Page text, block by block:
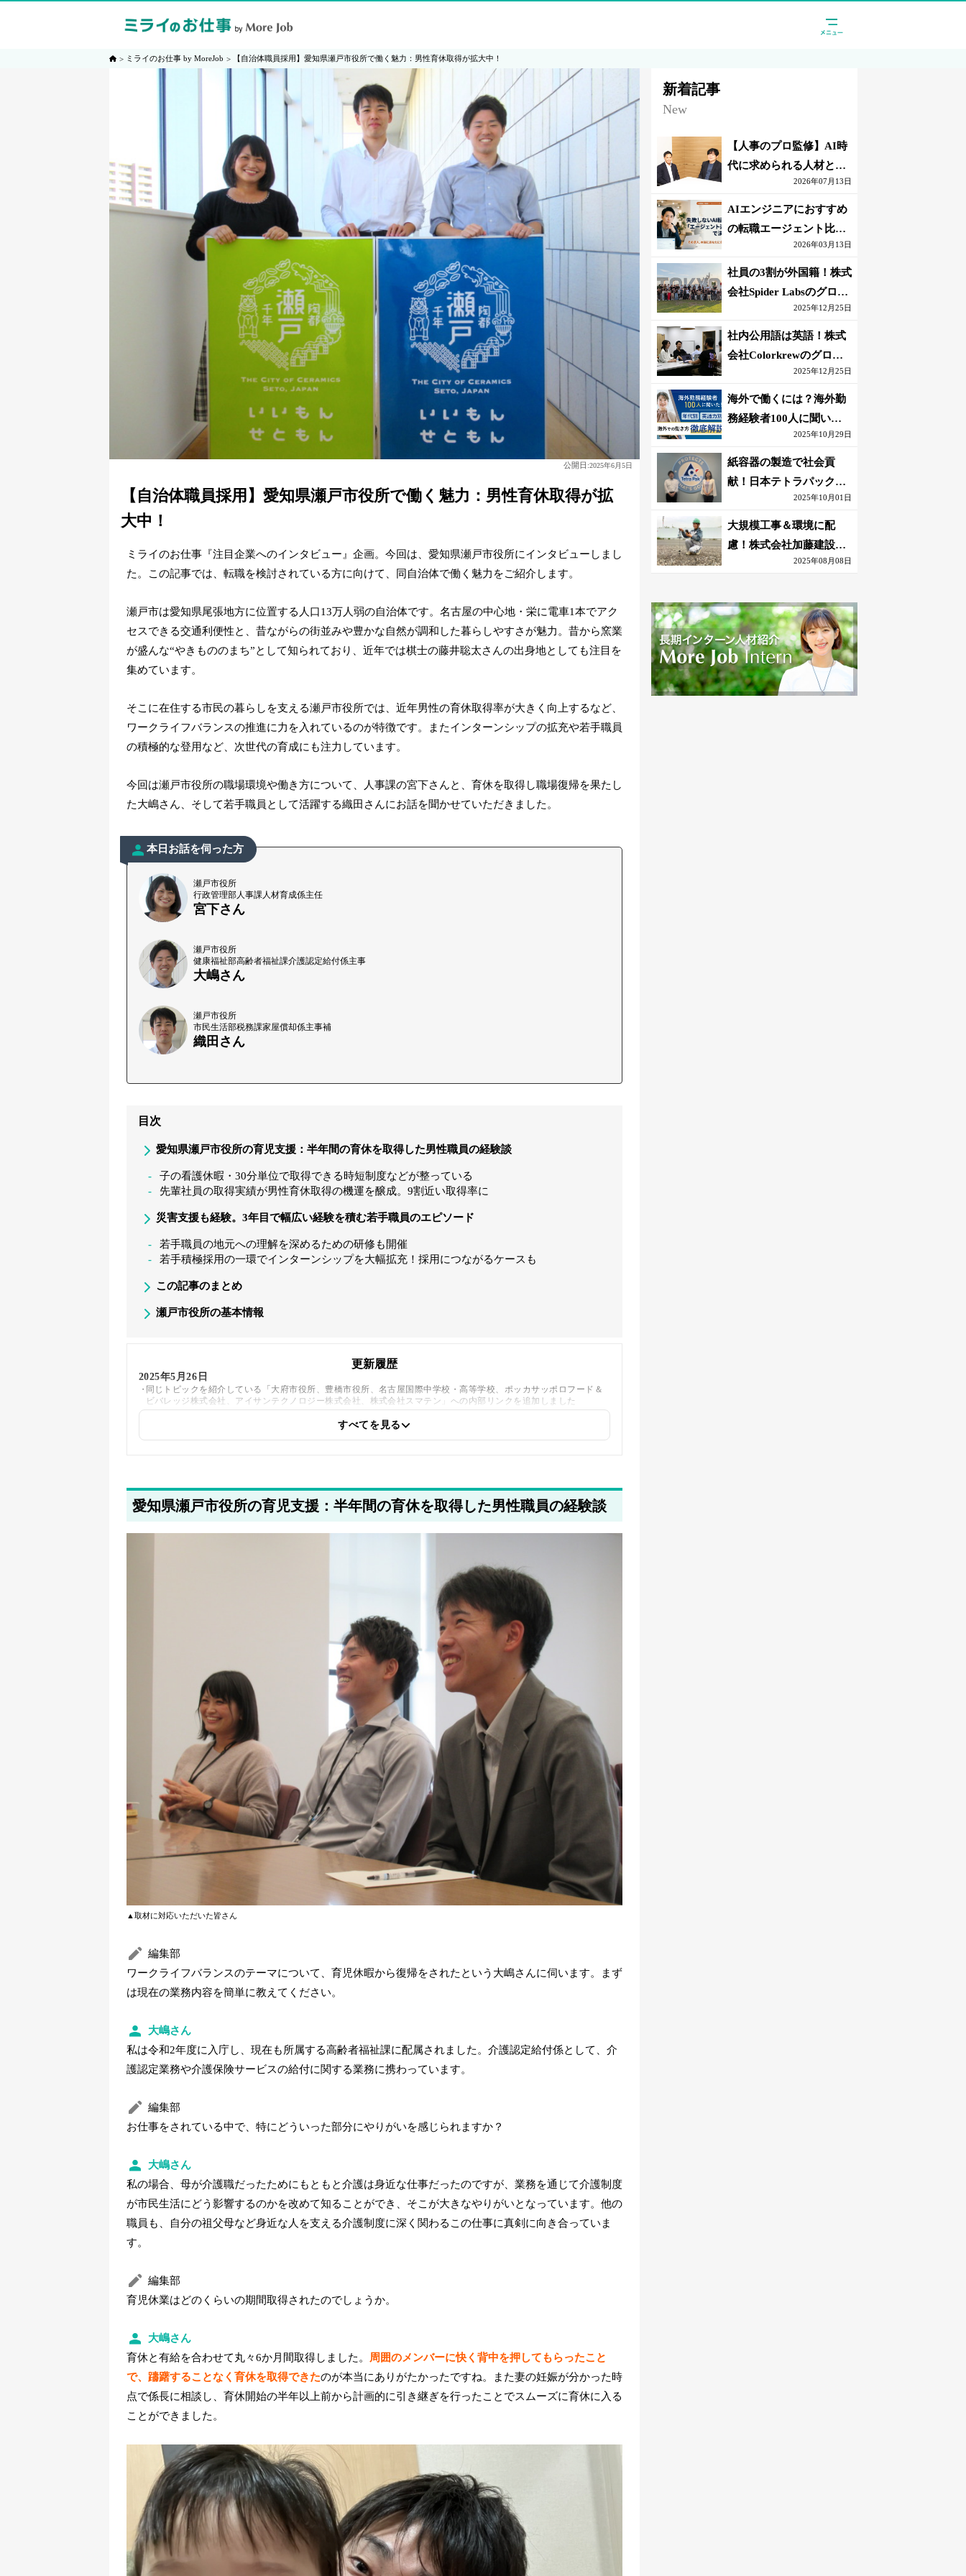
ミライのお仕事 by MoreJob 【自治体職員採用】愛知県瀬戸市役所で働く魅力：男性育休取得が拡大中！
公開日:2025年6月5日
【自治体職員採用】愛知県瀬戸市役所で働く魅力：男性育休取得が拡
大中！
ミライのお仕事『注目企業へのインタビュー』企画。今回は、愛知県瀬戸市役所にインタビューしまし
た。この記事では、転職を検討されている方に向けて、同自治体で働く魅力をご紹介します。
瀬戸市は愛知県尾張地方に位置する人口13万人弱の自治体です。名古屋の中心地・栄に電車1本でアク
セスできる交通利便性と、昔ながらの街並みや豊かな自然が調和した暮らしやすさが魅力。昔から窯業
が盛んな“やきもののまち”として知られており、近年では棋士の藤井聡太さんの出身地としても注目を
集めています。
そこに在住する市民の暮らしを支える瀬戸市役所では、近年男性の育休取得率が大きく向上するなど、
ワークライフバランスの推進に力を入れているのが特徴です。またインターンシップの拡充や若手職員
の積極的な登用など、次世代の育成にも注力しています。
今回は瀬戸市役所の職場環境や働き方について、人事課の宮下さんと、育休を取得し職場復帰を果たし
た大嶋さん、そして若手職員として活躍する織田さんにお話を聞かせていただきました。
本日お話を伺った方
瀬戸市役所
行政管理部人事課人材育成係主任
宮下さん
瀬戸市役所
健康福祉部高齢者福祉課介護認定給付係主事
大嶋さん
瀬戸市役所
市民生活部税務課家屋償却係主事補
織田さん
目次
愛知県瀬戸市役所の育児支援：半年間の育休を取得した男性職員の経験談
子の看護休暇・30分単位で取得できる時短制度などが整っている
先輩社員の取得実績が男性育休取得の機運を醸成。9割近い取得率に
災害支援も経験。3年目で幅広い経験を積む若手職員のエピソード
若手職員の地元への理解を深めるための研修も開催
若手積極採用の一環でインターンシップを大幅拡充！採用につながるケースも
この記事のまとめ
瀬戸市役所の基本情報
更新履歴
2025年5月26日
同じトピックを紹介している「大府市役所、豊橋市役所、名古屋国際中学校・高等学校、ポッカサッポロフード＆
ビバレッジ株式会社、アイサンテクノロジー株式会社、株式会社スマテン」への内部リンクを追加しました
2025年5月20日
すべてを見る
愛知県瀬戸市役所の育児支援：半年間の育休を取得した男性職員の経験談
▲取材に対応いただいた皆さん
編集部
ワークライフバランスのテーマについて、育児休暇から復帰をされたという大嶋さんに伺います。まず
は現在の業務内容を簡単に教えてください。
大嶋さん
私は令和2年度に入庁し、現在も所属する高齢者福祉課に配属されました。介護認定給付係として、介
護認定業務や介護保険サービスの給付に関する業務に携わっています。
編集部
お仕事をされている中で、特にどういった部分にやりがいを感じられますか？
大嶋さん
私の場合、母が介護職だったためにもともと介護は身近な仕事だったのですが、業務を通じて介護制度
が市民生活にどう影響するのかを改めて知ることができ、そこが大きなやりがいとなっています。他の
職員も、自分の祖父母など身近な人を支える介護制度に深く関わるこの仕事に真剣に向き合っていま
す。
編集部
育児休業はどのくらいの期間取得されたのでしょうか。
大嶋さん
育休と有給を合わせて丸々6か月間取得しました。
周囲のメンバーに快く背中を押してもらったこと
で、躊躇することなく育休を取得できたのが本当にありがたかったですね。また妻の妊娠が分かった時
点で係長に相談し、育休開始の半年以上前から計画的に引き継ぎを行ったことでスムーズに育休に入る
ことができました。
新着記事
New
【人事のプロ監修】AI時
代に求められる人材と
は？「代替されない人」
の条件
2026年07月13日
AIエンジニアにおすすめ
の転職エージェント比較
｜失敗しない選び方【採
点表つき】
2026年03月13日
社員の3割が外国籍！株式
会社Spider Labsのグロー
2025年12月25日
社内公用語は英語！株式
会社Colorkrewのグロー
バルかつ若手が輝く環境
2025年12月25日
海外で働くには？海外勤
務経験者100人に聞いた
おすすめ職種｜英語話せ
ないOK求人はある？
2025年10月29日
紙容器の製造で社会貢
献！日本テトラパック株
式会社のグローバルな環
境
2025年10月01日
大規模工事＆環境に配
慮！株式会社加藤建設の
若手が語る現場監督の働
2025年08月08日